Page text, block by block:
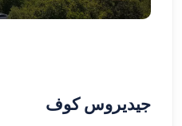
جيديروس كوف